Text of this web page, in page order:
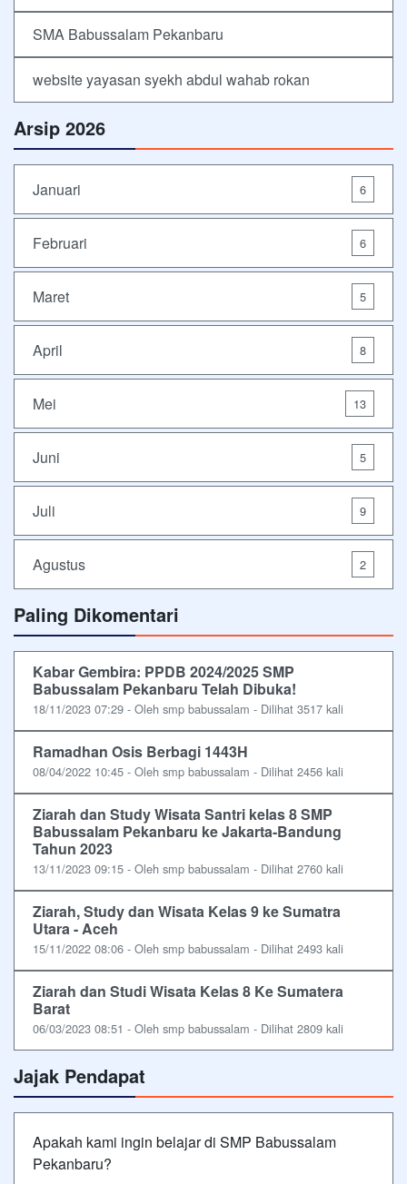
SMA Babussalam Pekanbaru
website yayasan syekh abdul wahab rokan
Arsip 2026
Januari 6
Februari 6
Maret 5
April 8
Mei 13
Juni 5
Juli 9
Agustus 2
Paling Dikomentari
Kabar Gembira: PPDB 2024/2025 SMP
Babussalam Pekanbaru Telah Dibuka!
18/11/2023 07:29 - Oleh smp babussalam - Dilihat 3517 kali
Ramadhan Osis Berbagi 1443H
08/04/2022 10:45 - Oleh smp babussalam - Dilihat 2456 kali
Ziarah dan Study Wisata Santri kelas 8 SMP
Babussalam Pekanbaru ke Jakarta-Bandung
Tahun 2023
13/11/2023 09:15 - Oleh smp babussalam - Dilihat 2760 kali
Ziarah, Study dan Wisata Kelas 9 ke Sumatra
Utara - Aceh
15/11/2022 08:06 - Oleh smp babussalam - Dilihat 2493 kali
Ziarah dan Studi Wisata Kelas 8 Ke Sumatera
Barat
06/03/2023 08:51 - Oleh smp babussalam - Dilihat 2809 kali
Jajak Pendapat
Apakah kami ingin belajar di SMP Babussalam
Pekanbaru?